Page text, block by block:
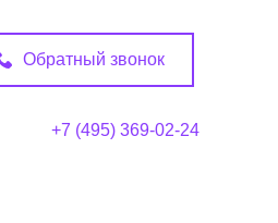
+7 (495) 369-02-24
Обратный звонок